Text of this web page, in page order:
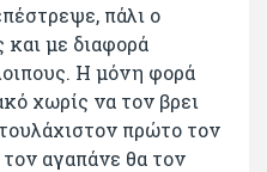
πάλι ο
με διαφορά
Η μόνη φορά
χωρίς να τον βρει
πρώτο τον
τον αγαπάνε θα τον